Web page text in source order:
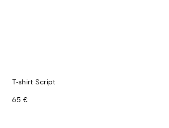
T-shirt Script
65 €